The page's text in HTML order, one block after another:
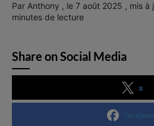
Par Anthony , le 7 août 2025 , mis
minutes de lecture
Share on Social Media
x